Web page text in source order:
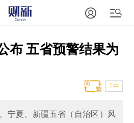
布 五省预警结果为
T中
宁夏、新疆五省（自治区）风